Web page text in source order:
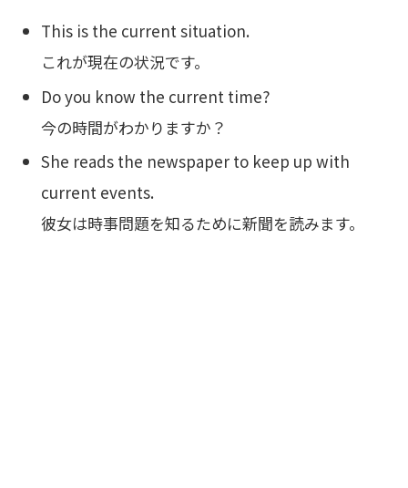
This is the current situation.
これが現在の状況です。
Do you know the current time?
今の時間がわかりますか？
She reads the newspaper to keep up with
current events.
彼女は時事問題を知るために新聞を読みます。